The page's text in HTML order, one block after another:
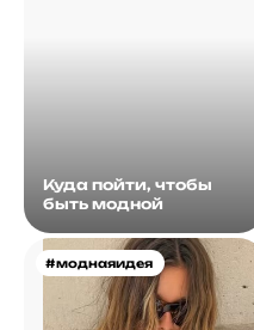
Куда пойти, чтобы
быть модной
#моднаяидея